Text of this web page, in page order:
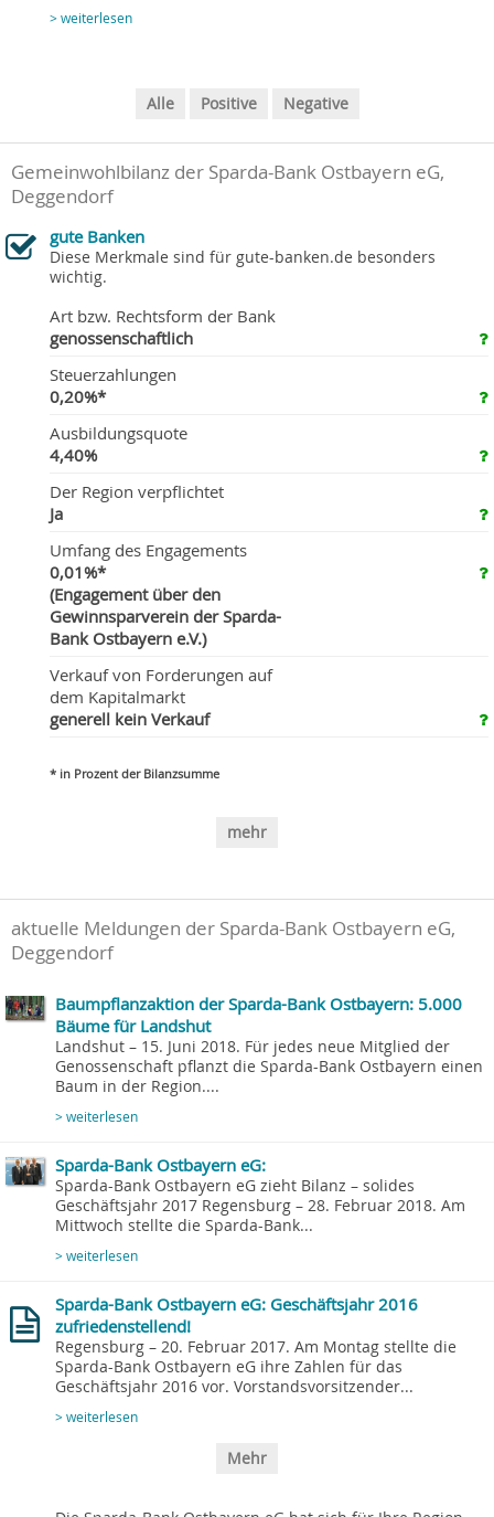
> weiterlesen
Alle Positive Negative
Gemeinwohlbilanz der Sparda-Bank Ostbayern eG,
Deggendorf
gute Banken
Diese Merkmale sind für gute-banken.de besonders
wichtig.
Art bzw. Rechtsform der Bank
genossenschaftlich
Steuerzahlungen
0,20%*
Ausbildungsquote
4,40%
Der Region verpflichtet
Ja
Umfang des Engagements
0,01%*
(Engagement über den
Gewinnsparverein der Sparda-
Bank Ostbayern e.V.)
Verkauf von Forderungen auf
dem Kapitalmarkt
generell kein Verkauf
* in Prozent der Bilanzsumme
mehr
aktuelle Meldungen der Sparda-Bank Ostbayern eG,
Deggendorf
Baumpflanzaktion der Sparda-Bank Ostbayern: 5.000
Bäume für Landshut
Landshut – 15. Juni 2018. Für jedes neue Mitglied der
Genossenschaft pflanzt die Sparda-Bank Ostbayern einen
Baum in der Region....
> weiterlesen
Sparda-Bank Ostbayern eG:
Sparda-Bank Ostbayern eG zieht Bilanz – solides
Geschäftsjahr 2017 Regensburg – 28. Februar 2018. Am
Mittwoch stellte die Sparda-Bank...
> weiterlesen
Sparda-Bank Ostbayern eG: Geschäftsjahr 2016
zufriedenstellend!
Regensburg – 20. Februar 2017. Am Montag stellte die
Sparda-Bank Ostbayern eG ihre Zahlen für das
Geschäftsjahr 2016 vor. Vorstandsvorsitzender...
> weiterlesen
Mehr